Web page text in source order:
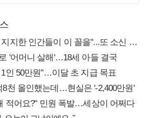
지한 인간들이 이 꼴을"...또 소신 발언
'어머니 살해'…18세 아들 결국
인 50만원"…이달 초 지급 목표
8천 올인했는데…현실은 '-2,400만원'
적어요?" 민원 폭발…세상이 어쩌다